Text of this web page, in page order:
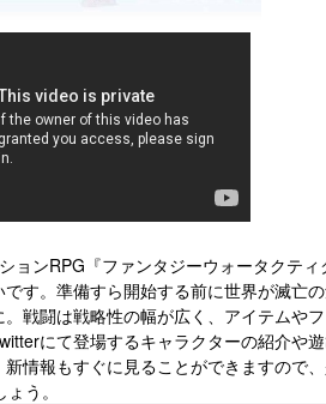
ョンRPG『ファンタジーウォータクティ
す。準備すら開始する前に世界が滅亡
戦闘は戦略性の幅が広く、アイテムや
にて登場するキャラクターの紹介や
情報もすぐに見ることができますので
う。